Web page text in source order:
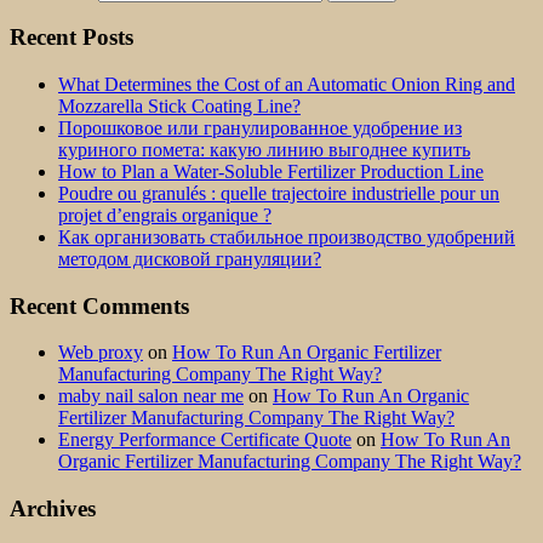
Recent Posts
What Determines the Cost of an Automatic Onion Ring and
Mozzarella Stick Coating Line?
Порошковое или гранулированное удобрение из
куриного помета: какую линию выгоднее купить
How to Plan a Water-Soluble Fertilizer Production Line
Poudre ou granulés : quelle trajectoire industrielle pour un
projet d’engrais organique ?
Как организовать стабильное производство удобрений
методом дисковой грануляции?
Recent Comments
Web proxy on How To Run An Organic Fertilizer
Manufacturing Company The Right Way?
maby nail salon near me on How To Run An Organic
Fertilizer Manufacturing Company The Right Way?
Energy Performance Certificate Quote on How To Run An
Organic Fertilizer Manufacturing Company The Right Way?
Archives